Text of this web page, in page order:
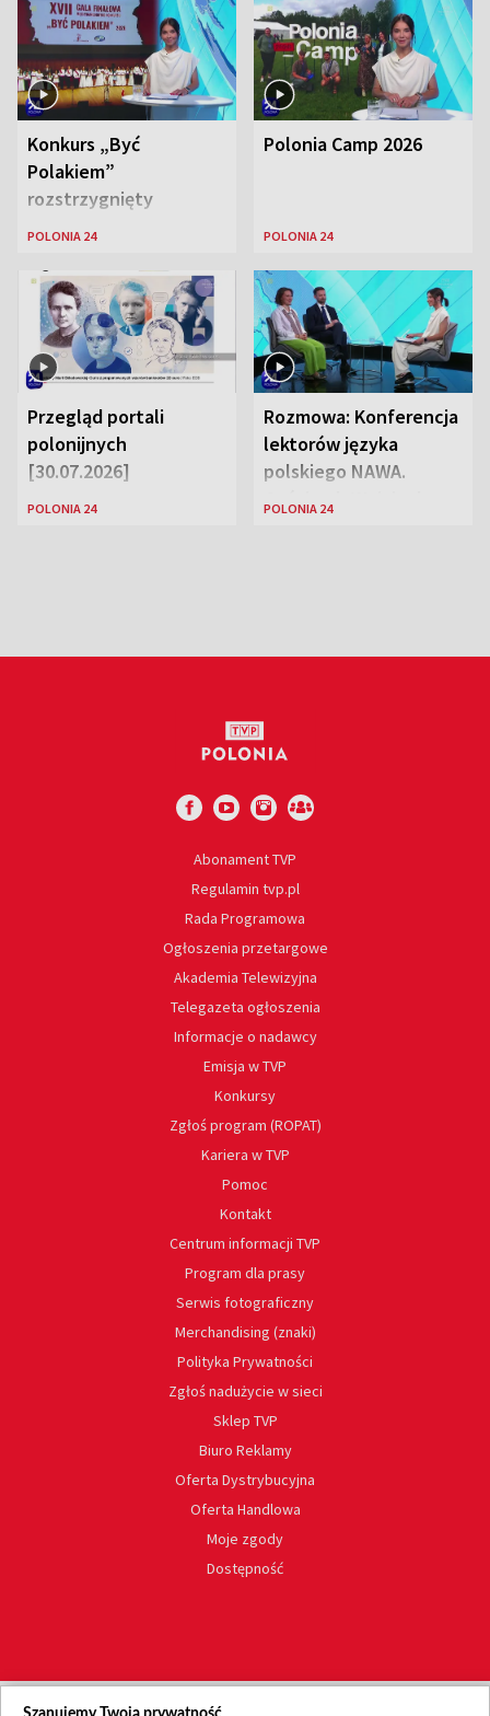
Konkurs „Być
Polakiem”
rozstrzygnięty
POLONIA 24
Polonia Camp 2026
POLONIA 24
Przegląd portali
polonijnych
[30.07.2026]
POLONIA 24
Rozmowa: Konferencja
lektorów języka
polskiego NAWA.
Goście: dr Wojciech
POLONIA 24
Abonament TVP
Regulamin tvp.pl
Rada Programowa
Ogłoszenia przetargowe
Akademia Telewizyjna
Telegazeta ogłoszenia
Informacje o nadawcy
Emisja w TVP
Konkursy
Zgłoś program (ROPAT)
Kariera w TVP
Pomoc
Kontakt
Centrum informacji TVP
Program dla prasy
Serwis fotograficzny
Merchandising (znaki)
Polityka Prywatności
Zgłoś nadużycie w sieci
Sklep TVP
Biuro Reklamy
Oferta Dystrybucyjna
Oferta Handlowa
Moje zgody
Dostępność